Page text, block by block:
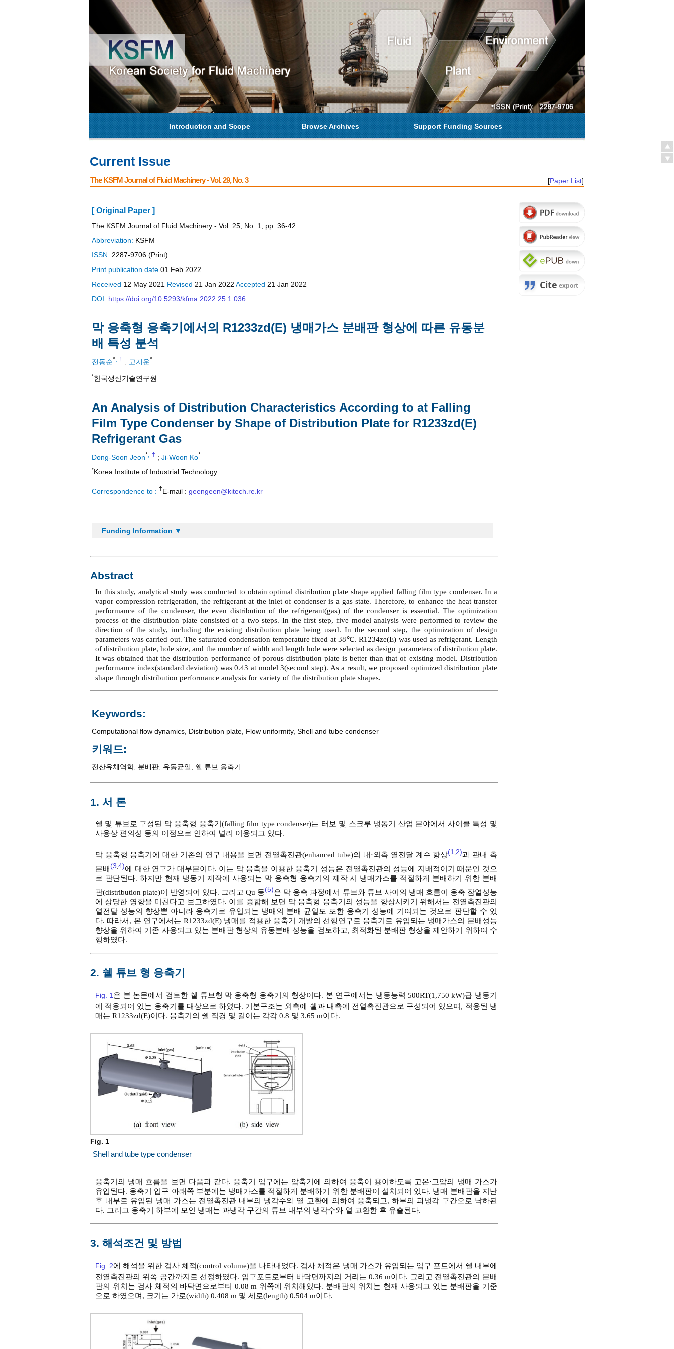
Introduction and Scope Browse Archives Support Funding Sources
Current Issue
The KSFM Journal of Fluid Machinery - Vol. 29, No. 3 [Paper List]
[ Original Paper ]
The KSFM Journal of Fluid Machinery - Vol. 25, No. 1, pp. 36-42
Abbreviation: KSFM
ISSN: 2287-9706 (Print)
Print publication date 01 Feb 2022
Received 12 May 2021 Revised 21 Jan 2022 Accepted 21 Jan 2022
DOI: https://doi.org/10.5293/kfma.2022.25.1.036
막 응축형 응축기에서의 R1233zd(E) 냉매가스 분배판 형상에 따른 유동분
배 특성 분석
전동순* † ; 고지운*
*한국생산기술연구원
An Analysis of Distribution Characteristics According to at Falling
Film Type Condenser by Shape of Distribution Plate for R1233zd(E)
Refrigerant Gas
Dong-Soon Jeon* † ; Ji-Woon Ko*
*Korea Institute of Industrial Technology
Correspondence to : †E-mail : geengeen@kitech.re.kr
Funding Information ▼
Abstract
In this study, analytical study was conducted to obtain optimal distribution plate shape applied falling film type condenser. In a
vapor compression refrigeration, the refrigerant at the inlet of condenser is a gas state. Therefore, to enhance the heat transfer
performance of the condenser, the even distribution of the refrigerant(gas) of the condenser is essential. The optimization
process of the distribution plate consisted of a two steps. In the first step, five model analysis were performed to review the
direction of the study, including the existing distribution plate being used. In the second step, the optimization of design
parameters was carried out. The saturated condensation temperature fixed at 38℃. R1234ze(E) was used as refrigerant. Length
of distribution plate, hole size, and the number of width and length hole were selected as design parameters of distribution plate.
It was obtained that the distribution performance of porous distribution plate is better than that of existing model. Distribution
performance index(standard deviation) was 0.43 at model 3(second step). As a result, we proposed optimized distribution plate
shape through distribution performance analysis for variety of the distribution plate shapes.
Keywords:
Computational flow dynamics Distribution plate Flow uniformity, Shell and tube condenser
키워드:
전산유체역학 분배판 유동균일 쉘 튜브 응축기
1. 서 론
쉘 및 튜브로 구성된 막 응축형 응축기(falling film type condenser)는 터보 및 스크루 냉동기 산업 분야에서 사이클 특성 및
사용상 편의성 등의 이점으로 인하여 널리 이용되고 있다.
막 응축형 응축기에 대한 기존의 연구 내용을 보면 전열촉진관(enhanced tube)의 내⋅외측 열전달 계수 향상(1 ,2)과 관내 측
분배 (3,4)에 대한 연구가 대부분이다. 이는 막 응축을 이용한 응축기 성능은 전열촉진관의 성능에 지배적이기 때문인 것으
로 판단된다. 하지만 현재 냉동기 제작에 사용되는 막 응축형 응축기의 제작 시 냉매가스를 적절하게 분배하기 위한 분배
판(distribution plate)이 반영되어 있다. 그리고 Qu 등(5)은 막 응축 과정에서 튜브와 튜브 사이의 냉매 흐름이 응축 잠열성능
에 상당한 영향을 미친다고 보고하였다. 이를 종합해 보면 막 응축형 응축기의 성능을 향상시키기 위해서는 전열촉진관의
열전달 성능의 향상뿐 아니라 응축기로 유입되는 냉매의 분배 균일도 또한 응축기 성능에 기여되는 것으로 판단할 수 있
다. 따라서, 본 연구에서는 R1233zd(E) 냉매를 적용한 응축기 개발의 선행연구로 응축기로 유입되는 냉매가스의 분배성능
향상을 위하여 기존 사용되고 있는 분배판 형상의 유동분배 성능을 검토하고, 최적화된 분배판 형상을 제안하기 위하여 수
행하였다.
2. 쉘 튜브 형 응축기
Fig. 1 은 본 논문에서 검토한 쉘 튜브형 막 응축형 응축기의 형상이다. 본 연구에서는 냉동능력 500RT(1,750 kW)급 냉동기
에 적용되어 있는 응축기를 대상으로 하였다. 기본구조는 외측에 쉘과 내측에 전열촉진관으로 구성되어 있으며, 적용된 냉
매는 R1233zd(E)이다. 응축기의 쉘 직경 및 길이는 각각 0.8 및 3.65 m이다.
Fig. 1
Shell and tube type condenser
응축기의 냉매 흐름을 보면 다음과 같다. 응축기 입구에는 압축기에 의하여 응축이 용이하도록 고온⋅고압의 냉매 가스가
유입된다. 응축기 입구 아래쪽 부분에는 냉매가스를 적절하게 분배하기 위한 분배판이 설치되어 있다. 냉매 분배판을 지난
후 내부로 유입된 냉매 가스는 전열촉진관 내부의 냉각수와 열 교환에 의하여 응축되고, 하부의 과냉각 구간으로 낙하된
다. 그리고 응축기 하부에 모인 냉매는 과냉각 구간의 튜브 내부의 냉각수와 열 교환한 후 유출된다.
3. 해석조건 및 방법
Fig. 2에 해석을 위한 검사 체적(control volume)을 나타내었다. 검사 체적은 냉매 가스가 유입되는 입구 포트에서 쉘 내부에
전열촉진관의 위쪽 공간까지로 선정하였다. 입구포트로부터 바닥면까지의 거리는 0.36 m이다. 그리고 전열촉진관의 분배
판의 위치는 검사 체적의 바닥면으로부터 0.08 m 위쪽에 위치해있다. 분배판의 위치는 현재 사용되고 있는 분배판을 기준
으로 하였으며, 크기는 가로(width) 0.408 m 및 세로(length) 0.504 m이다.